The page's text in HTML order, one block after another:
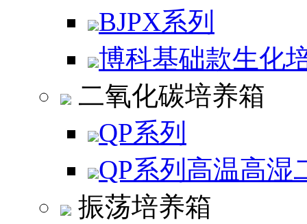
BJPX系列
博科基础款生化
二氧化碳培养箱
QP系列
QP系列高温高
振荡培养箱